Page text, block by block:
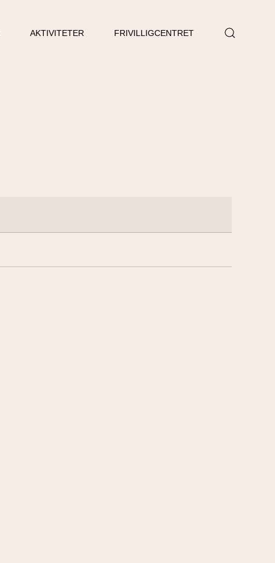
AKTIVITETER FRIVILLIGCENTRET